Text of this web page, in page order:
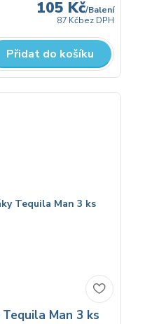
105 Kč/Balení
87 Kčbez DPH
Přidat do košíku
Man 3 ks